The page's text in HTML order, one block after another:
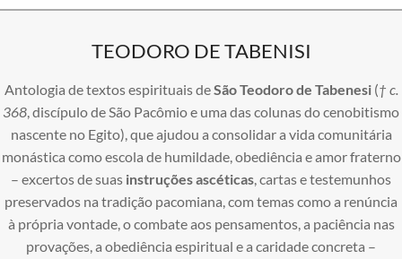
TEODORO DE TABENISI
Antologia de textos espirituais deSão Teodoro de Tabenesi(† c.
368, discípulo de São Pacômio e uma das colunas do cenobitismo
nascente no Egito), que ajudou a consolidar a vida comunitária
monástica como escola de humildade, obediência e amor fraterno
– excertos de suas instruções ascéticas, cartas e testemunhos
preservados na tradição pacomiana, com temas como a renúncia
à própria vontade, o combate aos pensamentos, a paciência nas
provações, a obediência espiritual e a caridade concreta –